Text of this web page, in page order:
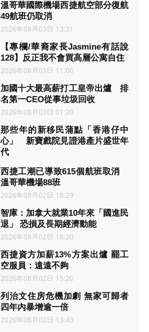
溫哥華國際機場西捷航空部分復航
49航班仍取消
2026年08月03日 13:31
【專欄/華裔家長Jasmine有話說
128】反正我不會買高層公寓自住
2026年08月03日 11:00
加國十大最高薪打工皇帝出爐 排
名第一CEO從事垃圾回收
2026年08月03日 01:20
那些年的新移民蒲點「香港仔中
心」 新寶戲院見證港產片盛世年
代
2026年08月02日 23:58
西捷工潮已導致615個航班取消
溫哥華機場88班
2026年08月02日 18:29
智庫：加拿大就業10年來「國進民
退」 恐損及長期經濟動能
2026年08月02日 18:20
西捷資方加薪13%方案出爐 罷工
空服員：遠遠不夠
2026年08月02日 15:20
列治文住房危機加劇 無家可歸者
四年內暴增逾一倍
2026年08月02日 13:43